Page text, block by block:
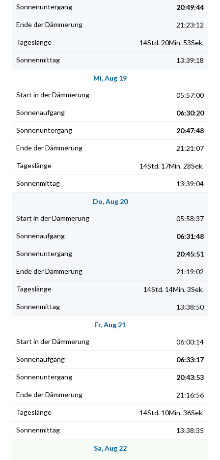
20:49:44
21:23:12
14Std. 20Min. 53Sek.
13:39:18
Mi, Aug 19
05:57:00
06:30:20
20:47:48
21:21:07
14Std. 17Min. 28Sek.
13:39:04
Do, Aug 20
05:58:37
06:31:48
20:45:51
21:19:02
14Std. 14Min. 3Sek.
13:38:50
Fr, Aug 21
06:00:14
06:33:17
20:43:53
21:16:56
14Std. 10Min. 36Sek.
13:38:35
Sa, Aug 22